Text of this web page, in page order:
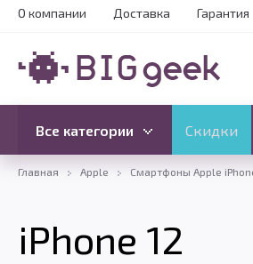
О компании Доставка Гарантия
Все категории Скидки
Все категории
Главная Apple Смартфоны Apple
iPhone 12